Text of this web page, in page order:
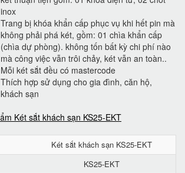
inox
Trang bị khóa khẩn cấp phục vụ khi hết pin mà
không phải phá két, gồm: 01 chìa khẩn cấp
(chìa dự phòng). không tốn bất kỳ chi phí nào
mà công việc vẫn trôi chảy, két vẫn an toàn..
Mỗi két sắt đều có mastercode
Thích hợp sử dụng cho gia đình, căn hộ,
khách sạn
Két sắt khách sạn KS25-EKT
KS25-EKT